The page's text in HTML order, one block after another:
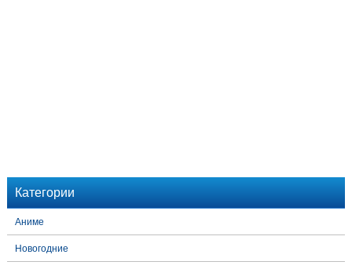
Категории
Аниме
Новогодние